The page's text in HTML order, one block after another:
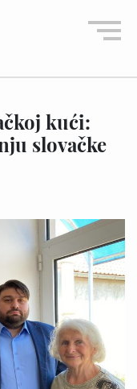
kući:
slovačke